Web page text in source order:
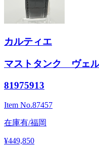
カルティエ
マストタンク ヴェ
81975913
Item No.87457
在庫有/福岡
¥449,850